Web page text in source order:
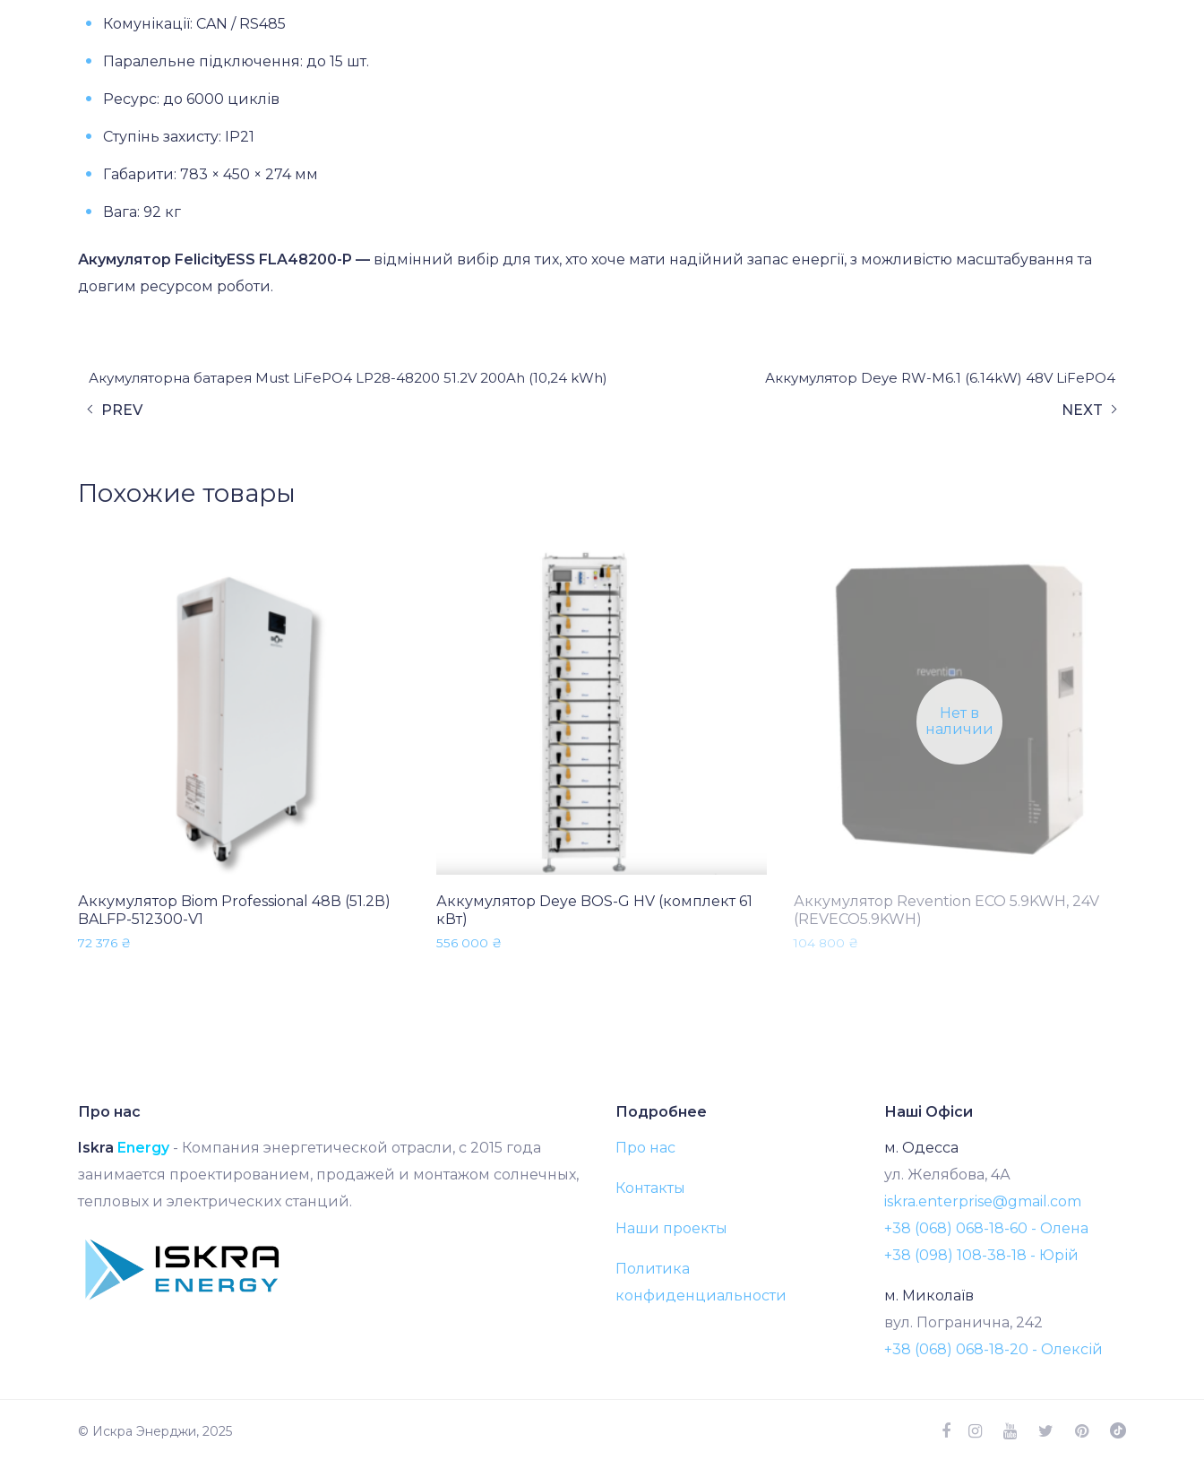
Комунікації: CAN / RS485
Паралельне підключення: до 15 шт.
Ресурс: до 6000 циклів
Ступінь захисту: IP21
Габарити: 783 × 450 × 274 мм
Вага: 92 кг
Акумулятор FelicityESS FLA48200-P — відмінний вибір для тих, хто хоче мати надійний запас енергії, з можливістю масштабування та
довгим ресурсом роботи.
Акумуляторна батарея Must LiFePO4 LP28-48200 51.2V 200Ah (10,24 kWh)
PREV
Аккумулятор Deye RW-M6.1 (6.14kW) 48V LiFePO4
NEXT
Похожие товары
Аккумулятор Biom Professional 48В (51.2В)
BALFP-512300-V1
72 376 ₴
Аккумулятор Deye BOS-G HV (комплект 61
кВт)
556 000 ₴
Нет в
наличии
Аккумулятор Revention ECO 5.9KWH, 24V
(REVECO5.9KWH)
104 800 ₴
Про нас
Iskra Energy- Компания энергетической отрасли, с 2015 года
занимается проектированием, продажей и монтажом солнечных,
тепловых и электрических станций.
Подробнее
Про нас
Контакты
Наши проекты
Политика
конфиденциальности
Наші Офіси
м. Одесса
ул. Желябова, 4А
iskra.enterprise@gmail.com
+38 (068) 068-18-60 - Олена
+38 (098) 108-38-18 - Юрій
м. Миколаїв
вул. Погранична, 242
+38 (068) 068-18-20 - Олексій
© Искра Энерджи, 2025